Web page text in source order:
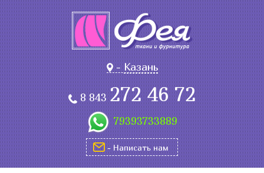
-Казань
8 843272 46 72
79393733889
- Написать нам